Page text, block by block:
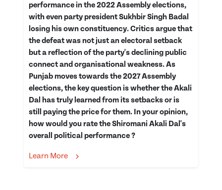
performance in the 2022 Assembly elections,
with even party president Sukhbir Singh Badal
losing his own constituency. Critics argue that
the defeat was not just an electoral setback
but a reflection of the party's declining public
connect and organisational weakness. As
Punjab moves towards the 2027 Assembly
elections, the key question is whether the Akali
Dal has truly learned from its setbacks or is
still paying the price for them. In your opinion,
how would you rate the Shiromani Akali Dal's
overall political performance ?
Learn More